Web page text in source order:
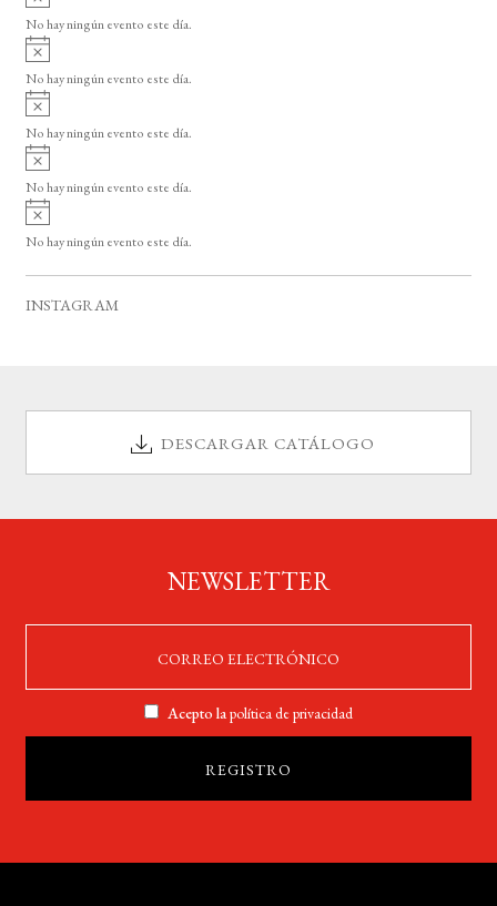
o
v
i
o
No hay ningún evento este día.
A
v
i
o
No hay ningún evento este día.
A
v
i
o
No hay ningún evento este día.
A
v
i
o
No hay ningún evento este día.
A
v
i
No hay ningún evento este día.
INSTAGRAM
DESCARGAR CATÁLOGO
NEWSLETTER
Acepto lapolítica de privacidad